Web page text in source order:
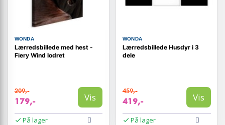
WONDA
Lærredsbillede med hest -
Fiery Wind lodret
209,-
179,- Vis
På lager
WONDA
Lærredsbillede Husdyr i 3
dele
459,-
419,- Vis
På lager